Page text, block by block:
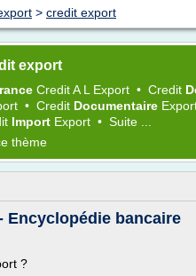
> credit export
export
CreditA L Export • Credit
• Credit Documentaire
Import Export • Suite ...
thème
Encyclopédie bancaire
?